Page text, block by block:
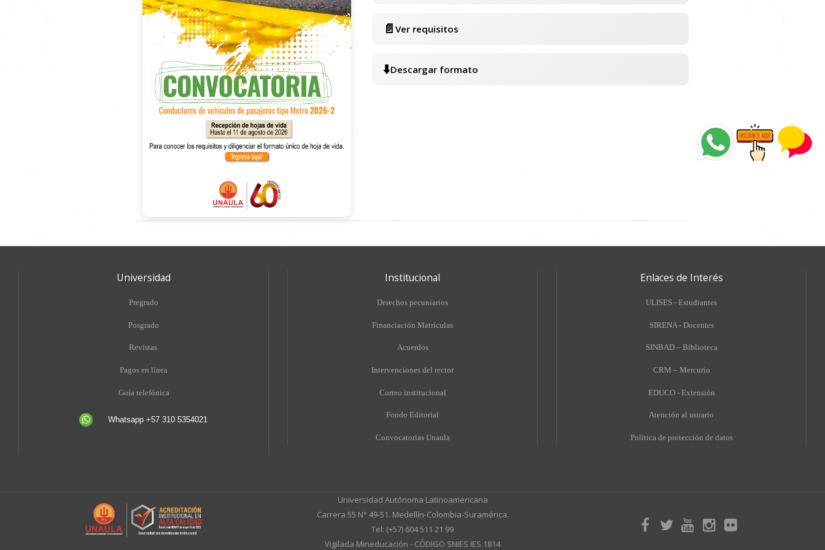
📄 Ver requisitos
⬇️Descargar formato
Universidad
Pregrado
Posgrado
Revistas
Pagos en línea
Guía telefónica
Whatsapp +57 310 5354021
Institucional
Derechos pecuniarios
Financiación Matrículas
Acuerdos
Intervenciones del rector
Correo institucional
Fondo Editorial
Convocatorias Unaula
Enlaces de Interés
ULISES - Estudiantes
SIRENA - Docentes
SINBAD – Biblioteca
CRM – Mercurio
EDUCO - Extensión
Atención al usuario
Política de protección de datos
Universidad Autónoma Latinoamericana
Carrera 55 N° 49-51. Medellín-Colombia-Suramérica.
Tel: (+57) 604 511 21 99
Vigilada Mineducación - CÓDIGO SNIES IES 1814